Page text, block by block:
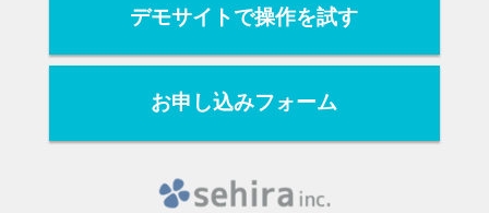
デモサイトで操作を試す
お申し込みフォーム